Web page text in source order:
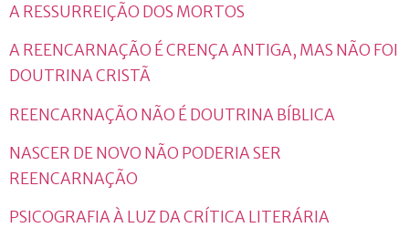
A RESSURREIÇÃO DOS MORTOS
A REENCARNAÇÃO É CRENÇA ANTIGA, MAS NÃO FOI
DOUTRINA CRISTÃ
REENCARNAÇÃO NÃO É DOUTRINA BÍBLICA
NASCER DE NOVO NÃO PODERIA SER
REENCARNAÇÃO
PSICOGRAFIA À LUZ DA CRÍTICA LITERÁRIA